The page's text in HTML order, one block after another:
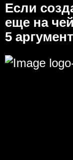
Если
еще на
5